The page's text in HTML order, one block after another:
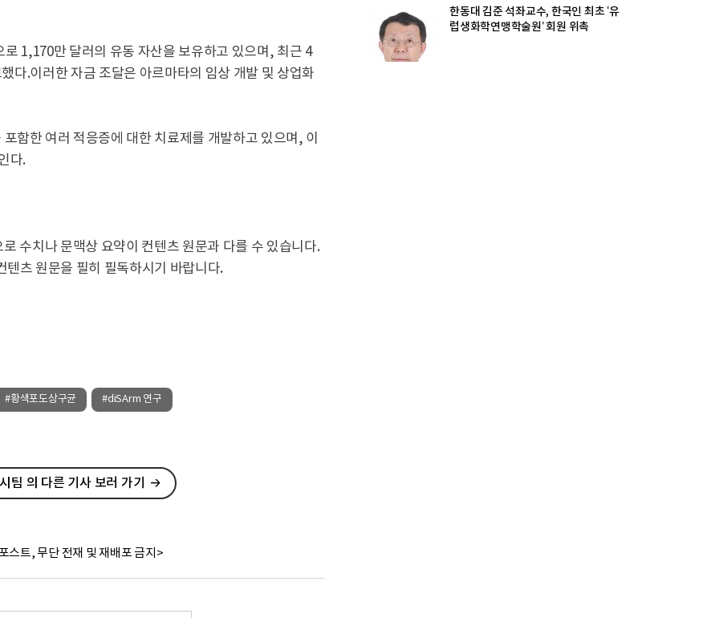
1,170만 달러의 유동 자산을 보유하고 있으며, 최근 4
다.이러한 자금 조달은 아르마타의 임상 개발 및 상업화
함한 여러 적응증에 대한 치료제를 개발하고 있으며, 이
다.
수치나 문맥상 요약이 컨텐츠 원문과 다를 수 있습니다.
츠 원문을 필히 필독하시기 바랍니다.
#황색포도상구균 #diSArm 연구
팀 의 다른 기사 보러 가기
스트, 무단 전재 및 재배포 금지>
한동대 김준 석좌교수, 한국인 최초 ‘유
럽생화학연맹학술원’ 회원 위촉